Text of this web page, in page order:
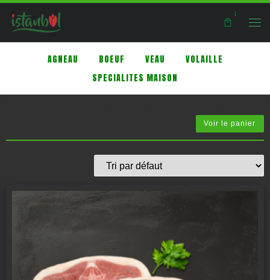
Skip to content 1
AGNEAU BOEUF VEAU
VOLAILLE
SPECIALITES MAISON
Voir le panier